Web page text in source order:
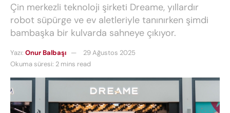
Çin merkezli teknoloji şirketi Dreame, yıllardır
robot süpürge ve ev aletleriyle tanınırken şimdi
bambaşka bir kulvarda sahneye çıkıyor.
Yazı: Onur Balbaşı
29 Ağustos 2025
Okuma süresi: 2 mins read